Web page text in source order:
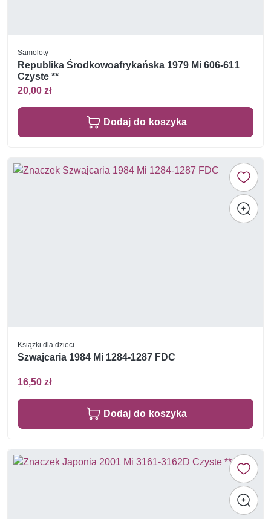
Samoloty
Republika Środkowoafrykańska 1979 Mi 606-611
Czyste **
20,00 zł
Dodaj do koszyka
Książki dla dzieci
Szwajcaria 1984 Mi 1284-1287 FDC
16,50 zł
Dodaj do koszyka